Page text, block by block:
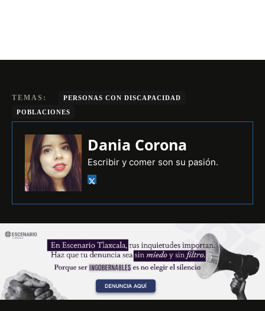
TEMAS:
PERSONAS CON DISCAPACIDAD
POBLACIONES
Dania Corona
Escribir y comer son su pasión.